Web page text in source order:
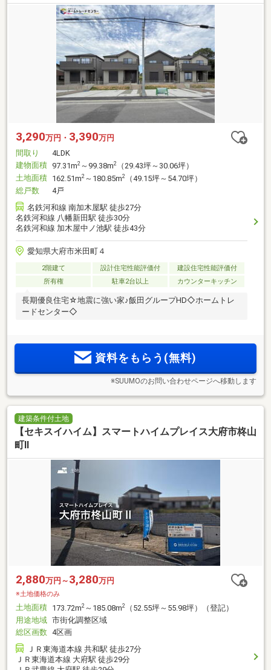
3,290万円・ 3,390万円
間取り
4LDK
建物面積 97.31m2 ～99.38m2
（29.43坪～30.06坪）
土地面積 162.51m2 ～180.85m2
（49.15坪～54.70坪）
総戸数
4戸
名鉄河和線 南加木屋駅 徒歩27分
名鉄河和線 八幡新田駅 徒歩30分
名鉄河和線 加木屋中ノ池駅 徒歩43分
愛知県大府市米田町４
2階建て 設計住宅性能評価付
建設住宅性能評価付
所有権
駐車2台以上 カウンターキッチン
長期優良住宅☆地震に強い家♪飯田グループHD◇ホームトレ
ードセンター◇
資料をもらう(無料)
※SUUMOのお問い合わせページへ移動します
建築条件付土地
【セキスイハイム】スマートハイムプレイス大府市柊山
町II
2,880万円～ 3,280万円
※土地価格のみ
土地面積 173.72m2 ～185.08m2
（52.55坪～55.98坪）（登記）
用途地域 市街化調整区域
総区画数 4区画
ＪＲ東海道本線 共和駅 徒歩27分
ＪＲ東海道本線 大府駅 徒歩29分